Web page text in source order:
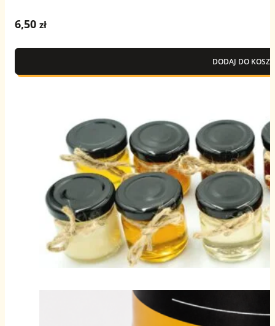
6,50zł
DODAJ DO